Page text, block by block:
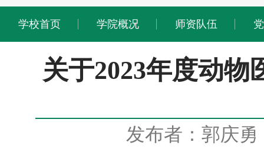
学校首页 学院概况 师资队伍
关于2023年度动
发布者：郭庆勇